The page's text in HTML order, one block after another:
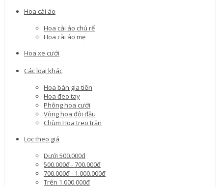
Hoa cài áo
Hoa cài áo chú rể
Hoa cài áo mẹ
Hoa xe cưới
Các loại khác
Hoa bàn gia tiên
Hoa đeo tay
Phông hoa cưới
Vòng hoa đội đầu
Chùm Hoa treo trần
Lọc theo giá
Dưới 500.000đ
500.000đ - 700.000đ
700.000đ - 1.000.000đ
Trên 1.000.000đ